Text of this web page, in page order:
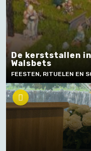
De kerststallen in
Walsbets
FEESTEN, RITUELEN EN